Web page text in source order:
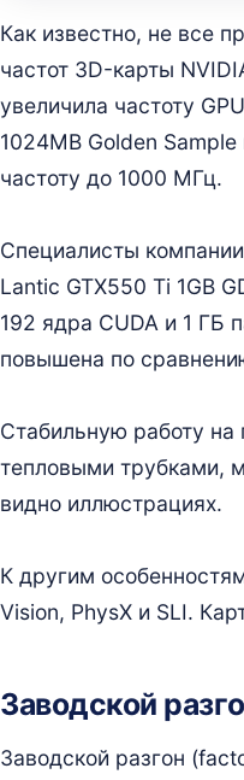
Как известно, не все
частот 3D-карты
увеличила частоту
1024MB Golden
частоту до 1000 МГц.
Специалисты
Lantic GTX550 Ti 1GB
192 ядра CUDA и 1 ГБ
повышена по
Стабильную работу
тепловыми трубками,
видно иллюстрациях.
К другим
Vision, PhysX и SLI.
Заводской
Заводской разгон